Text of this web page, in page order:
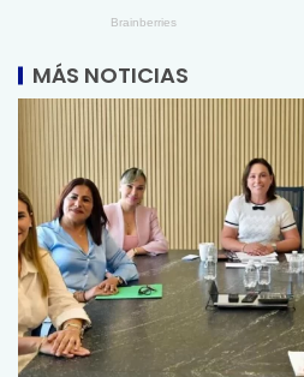
MÁS NOTICIAS